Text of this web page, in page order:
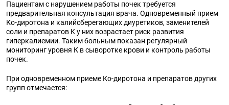
Пациентам с нарушением работы почек требуется
предварительная консультация врача. Одновременный прием
Ко-диротона и калийсберегающих диуретиков, заменителей
соли и препаратов K у них возрастает риск развития
гиперкалиемии. Таким больным показан регулярный
мониторинг уровня К в сыворотке крови и контроль работы
почек.
При одновременном приеме Ко-диротона и препаратов других
групп отмечается: